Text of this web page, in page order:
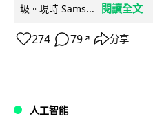
圾。現時 Sams...
閱讀全文
274 79 ↗ 分享
人工智能